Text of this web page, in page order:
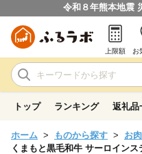
令和８年熊本地震
上限額 お
トップ ランキング 返礼品
ホーム ものから探す お肉
くまもと黒毛和牛 サーロイン